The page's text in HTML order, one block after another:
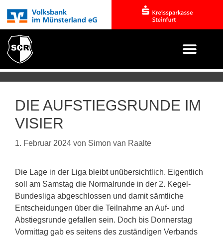
DIE AUFSTIEGSRUNDE IM
VISIER
1. Februar 2024 von Simon van Raalte
Die Lage in der Liga bleibt unübersichtlich. Eigentlich
soll am Samstag die Normalrunde in der 2. Kegel-
Bundesliga abgeschlossen und damit sämtliche
Entscheidungen über die Teilnahme an Auf- und
Abstiegsrunde gefallen sein. Doch bis Donnerstag
Vormittag gab es seitens des zuständigen Verbands